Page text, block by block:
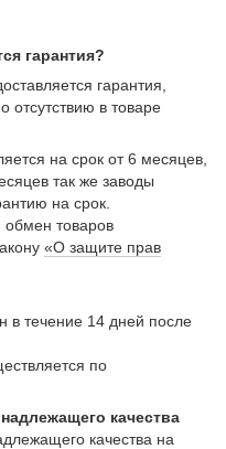
гарантия?
гарантия,
отсутствию в товаре
на срок от 6 месяцев,
так же заводы
на срок.
обмен товаров
«О защите прав
в течение 14 дней после
по
качества
качества на